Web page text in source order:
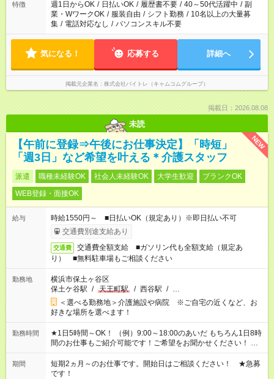
特徴 週1日からOK / 日払いOK / 履歴書不要 / 40～50代活躍中 / 副
業・WワークOK / 服装自由 / シフト勤務 / 10名以上の大量募
集 / 電話対応なし / パソコンスキル不要
気になる！ 応募する 詳細へ
掲載元企業名 株式会社バイトレ（キャムコムグループ）
掲載日：2026.08.08
未読
NEW
【午前に登録⇒午後にお仕事決定】「時短」
「週3日」など希望を叶える＊介護スタッフ
派遣 職種未経験OK 社会人未経験OK 大学生歓迎
ブランクOK
WEB登録・面接OK
給与
時給1550円～ ■日払いOK（規定あり）※即日払い不可
交通費別途支給あり
交通費
交通費全額支給 ■ガソリン代も全額支給（規定あ
り） ■無料駐車場もご相談ください
勤務地
横浜市保土ヶ谷区
保土ケ谷駅 / 天王町駅 / 西谷駅 / …
＜選べる勤務地＞介護施設や病院 ※ご自宅の近くなど、お
好きな場所を選べます！
勤務時間
★1日5時間～OK！ （例）9:00～18:00のあいだ もちろん1日8時
間のお仕事もご紹介可能です！ご希望をお聞かせください！ ※
週最低15時間以上の勤務が必要です
期間
短期2ヵ月～のお仕事です。開始日はご相談ください！ ★急募
です！